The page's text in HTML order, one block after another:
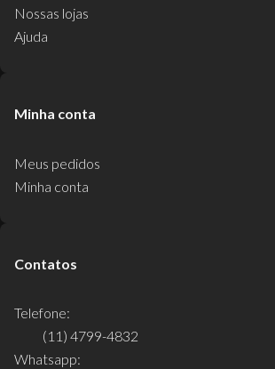
Nossas lojas
Ajuda
Minha conta
Meus pedidos
Minha conta
Contatos
Telefone:
(11) 4799-4832
Whatsapp: